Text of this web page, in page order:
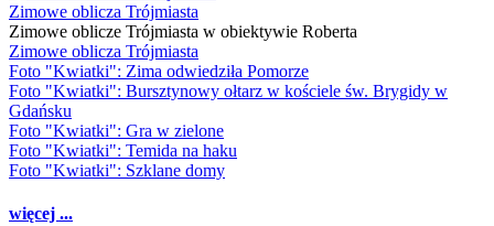
Zimowe oblicza Trójmiasta
Zimowe oblicze Trójmiasta w obiektywie Roberta
Zimowe oblicza Trójmiasta
Foto "Kwiatki": Zima odwiedziła Pomorze
Foto "Kwiatki": Bursztynowy ołtarz w kościele św. Brygidy w
Gdańsku
Foto "Kwiatki": Gra w zielone
Foto "Kwiatki": Temida na haku
Foto "Kwiatki": Szklane domy
więcej ...